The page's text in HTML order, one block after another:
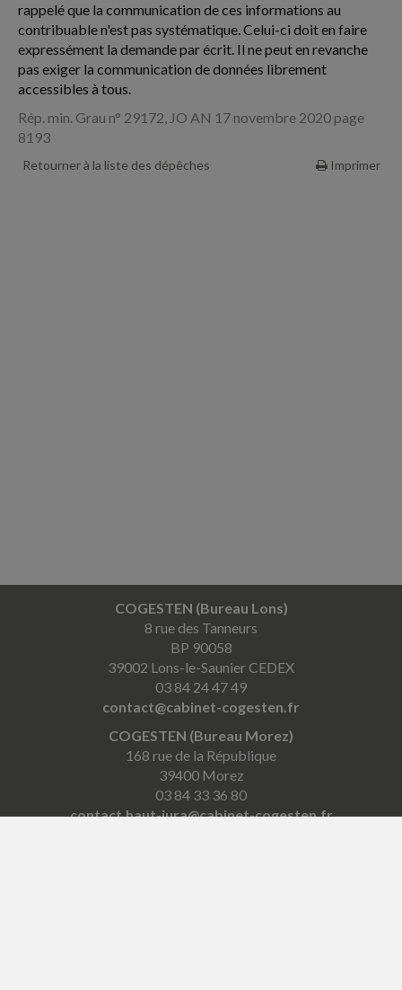
rappelé que la communication de ces informations au
contribuable n'est pas systématique. Celui-ci doit en faire
expressément la demande par écrit. Il ne peut en revanche
pas exiger la communication de données librement
accessibles à tous.
Rép. min. Grau n° 29172, JO AN 17 novembre 2020 page
8193
Retourner à la liste des dépêches Imprimer
COGESTEN (Bureau Lons)
8 rue des Tanneurs
BP 90058
39002 Lons-le-Saunier CEDEX
03 84 24 47 49
contact@cabinet-cogesten.fr
COGESTEN (Bureau Morez)
168 rue de la République
39400 Morez
03 84 33 36 80
contact.haut-jura@cabinet-cogesten.fr